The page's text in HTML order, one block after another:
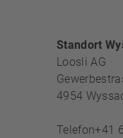
Standort
Loosli AG
4954
Telefon+41